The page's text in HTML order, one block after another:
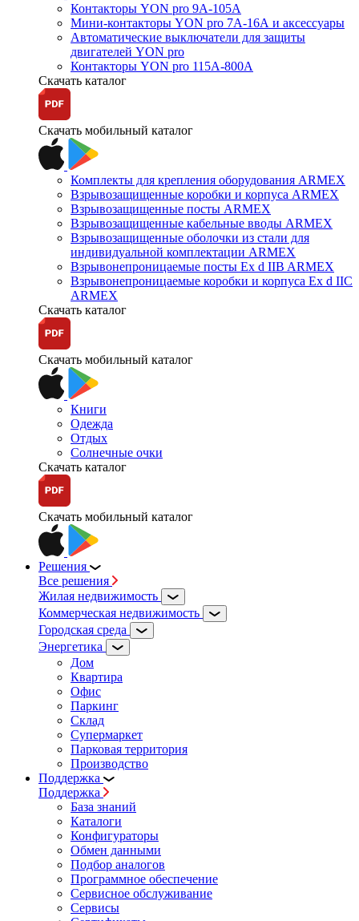
Контакторы YON pro 9А-105А
Мини-контакторы YON pro 7А-16А и аксессуары
Автоматические выключатели для защиты
двигателей YON pro
Контакторы YON pro 115А-800А
Скачать каталог
Скачать мобильный каталог
Комплекты для крепления оборудования ARMEX
Взрывозащищенные коробки и корпуса ARMEX
Взрывозащищенные посты ARMEX
Взрывозащищенные кабельные вводы ARMEX
Взрывозащищенные оболочки из стали для
индивидуальной комплектации ARMEX
Взрывонепроницаемые посты Ex d IIB ARMEX
Взрывонепроницаемые коробки и корпуса Ex d IIС
ARMEX
Скачать каталог
Скачать мобильный каталог
Книги
Одежда
Отдых
Солнечные очки
Скачать каталог
Скачать мобильный каталог
Решения
Все решения
Жилая недвижимость
Коммерческая недвижимость
Городская среда
Энергетика
Дом
Квартира
Офис
Паркинг
Склад
Супермаркет
Парковая территория
Производство
Поддержка
Поддержка
База знаний
Каталоги
Конфигураторы
Обмен данными
Подбор аналогов
Программное обеспечение
Сервисное обслуживание
Сервисы